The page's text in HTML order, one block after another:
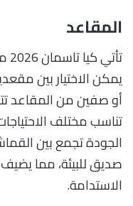
المقاعد
يمكن الاختيار بين
أو صفين من المقاعد
تناسب مختلف
الجودة تجمع بين
صديق للبيئة، مما
الاستدامة.